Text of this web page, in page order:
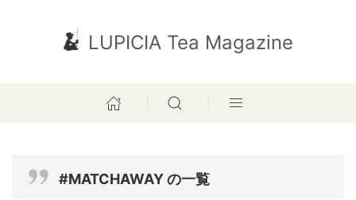
LUPICIA Tea Magazine
#MATCHAWAY の一覧